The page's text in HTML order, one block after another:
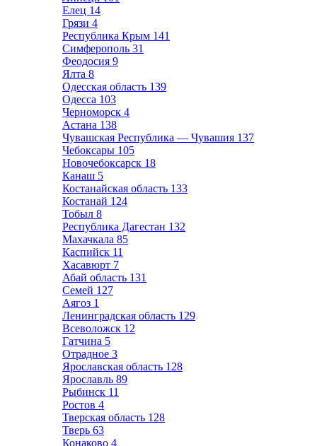
Елец 14
Грязи 4
Республика Крым 141
Симферополь 31
Феодосия 9
Ялта 8
Одесская область 139
Одесса 103
Черноморск 4
Астана 138
Чувашская Республика — Чувашия 137
Чебоксары 105
Новочебоксарск 18
Канаш 5
Костанайская область 133
Костанай 124
Тобыл 8
Республика Дагестан 132
Махачкала 85
Каспийск 11
Хасавюрт 7
Абай область 131
Семей 127
Аягоз 1
Ленинградская область 129
Всеволожск 12
Гатчина 5
Отрадное 3
Ярославская область 128
Ярославль 89
Рыбинск 11
Ростов 4
Тверская область 128
Тверь 63
Конаково 4